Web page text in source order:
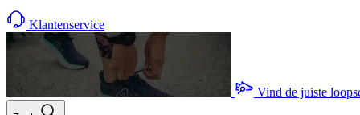
Klantenservice
Vind de juiste